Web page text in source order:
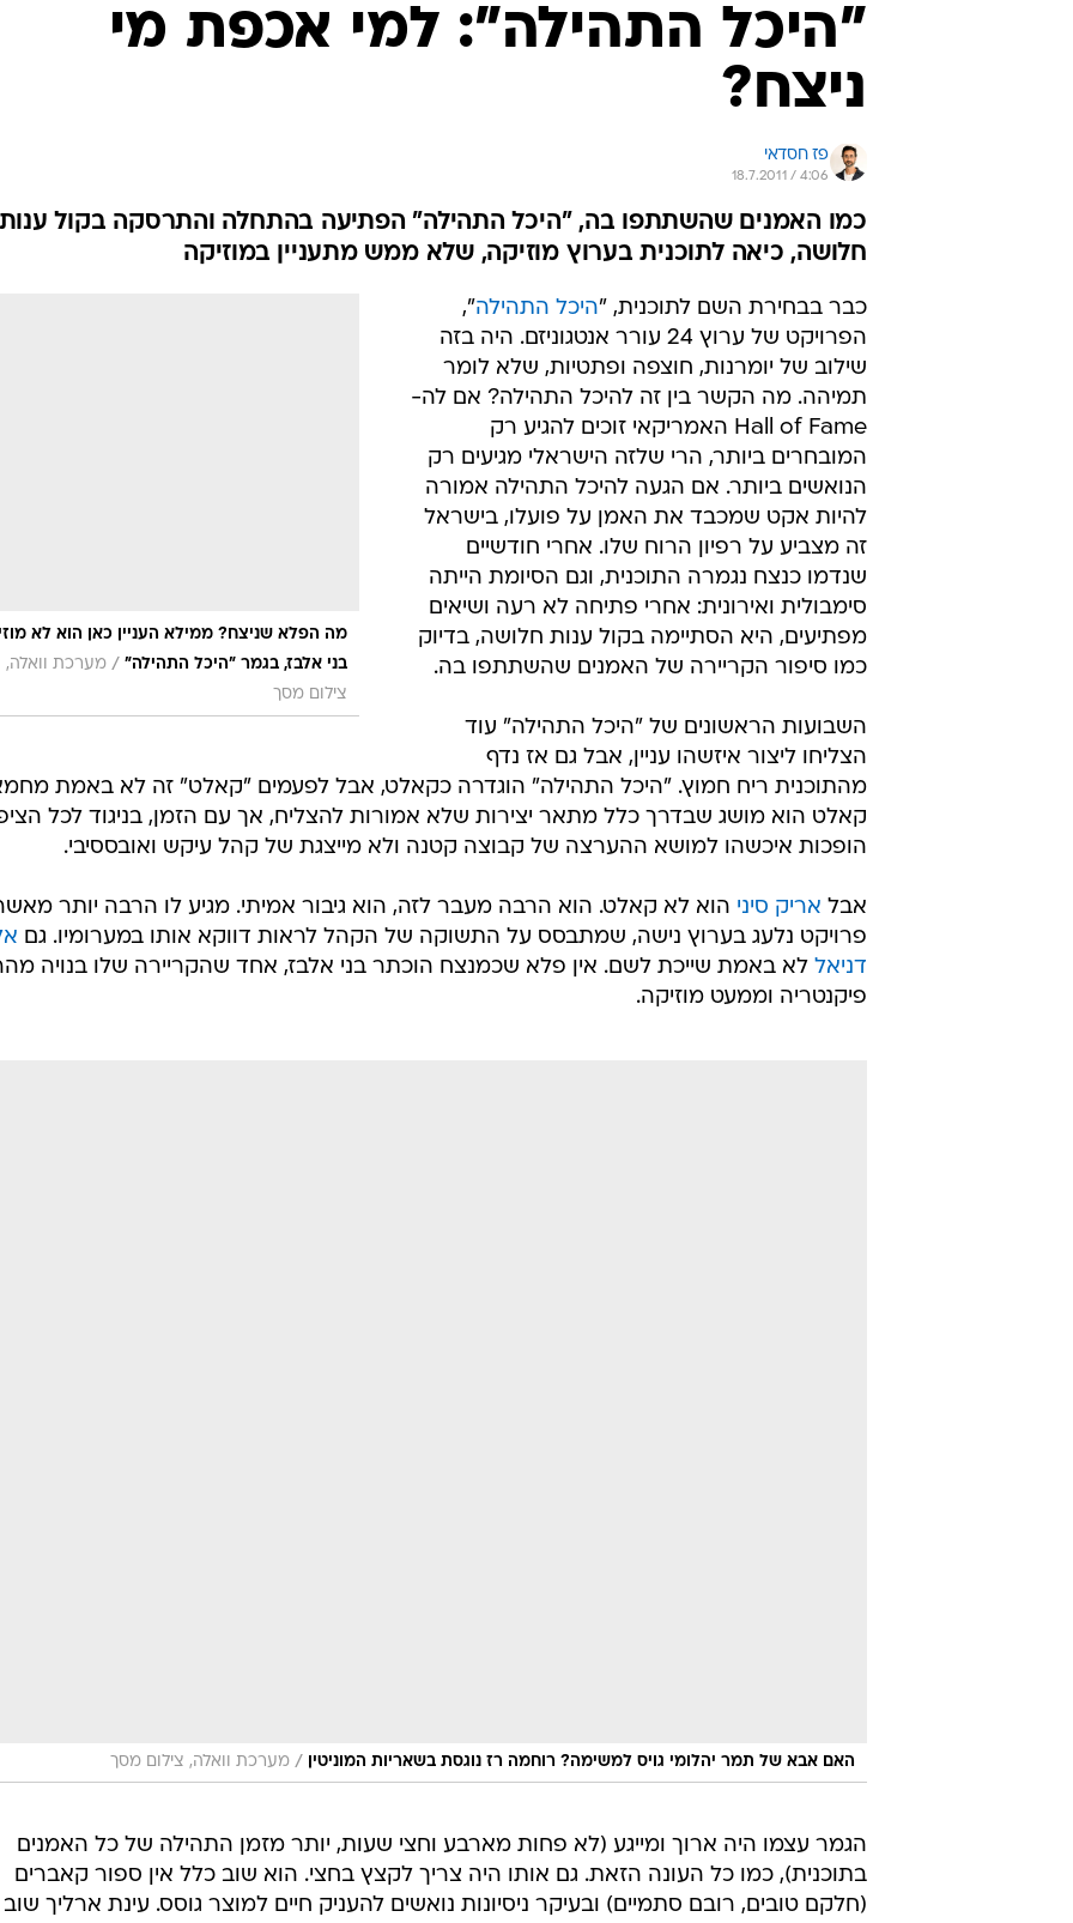
"היכל התהילה": למי אכפת מי
ניצח?
פז חסדאי
18.7.2011 / 4:06
כמו האמנים שהשתתפו בה, "היכל התהילה" הפתיעה בהתחלה והתרסקה בקול ענות
חלושה, כיאה לתוכנית בערוץ מוזיקה, שלא ממש מתעניין במוזיקה
מה הפלא שניצח? ממילא העניין כאן הוא לא
בני אלבז, בגמר "היכל התהילה" / מערכת וואלה,
צילום מסך
כבר בבחירת השם לתוכנית, "היכל התהילה",
הפרויקט של ערוץ 24 עורר אנטגוניזם. היה בזה
שילוב של יומרנות, חוצפה ופתטיות, שלא לומר
תמיהה. מה הקשר בין זה להיכל התהילה? אם לה-
Hall of Fame האמריקאי זוכים להגיע רק
המובחרים ביותר, הרי שלזה הישראלי מגיעים רק
הנואשים ביותר. אם הגעה להיכל התהילה אמורה
להיות אקט שמכבד את האמן על פועלו, בישראל
זה מצביע על רפיון הרוח שלו. אחרי חודשיים
שנדמו כנצח נגמרה התוכנית, וגם הסיומת הייתה
סימבולית ואירונית: אחרי פתיחה לא רעה ושיאים
מפתיעים, היא הסתיימה בקול ענות חלושה, בדיוק
כמו סיפור הקריירה של האמנים שהשתתפו בה.
השבועות הראשונים של "היכל התהילה" עוד
הצליחו ליצור איזשהו עניין, אבל גם אז נדף
מהתוכנית ריח חמוץ. "היכל התהילה" הוגדרה כקאלט, אבל לפעמים "קאלט" זה לא באמת
קאלט הוא מושג שבדרך כלל מתאר יצירות שלא אמורות להצליח, אך עם הזמן, בניגוד לכל
הופכות איכשהו למושא ההערצה של קבוצה קטנה ולא מייצגת של קהל עיקש ואובססיבי.
אבל אריק סיני הוא לא קאלט. הוא הרבה מעבר לזה, הוא גיבור אמיתי. מגיע לו הרבה יותר
פרויקט נלעג בערוץ נישה, שמתבסס על התשוקה של הקהל לראות דווקא אותו במערומיו. גם
דניאל לא באמת שייכת לשם. אין פלא שכמנצח הוכתר בני אלבז, אחד שהקריירה שלו בנויה
פיקנטריה וממעט מוזיקה.
האם אבא של תמר יהלומי גויס למשימה? רוחמה רז נוגסת בשאריות המוניטין / מערכת וואלה, צילום מסך
הגמר עצמו היה ארוך ומייגע (לא פחות מארבע וחצי שעות, יותר מזמן התהילה של כל האמנים
בתוכנית), כמו כל העונה הזאת. גם אותו היה צריך לקצץ בחצי. הוא שוב כלל אין ספור קאברים
(חלקם טובים, רובם סתמיים) ובעיקר ניסיונות נואשים להעניק חיים למוצר גוסס. עינת ארליך שוב